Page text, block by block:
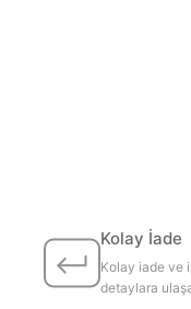
Kolay İade
Kolay iade ve
detaylara